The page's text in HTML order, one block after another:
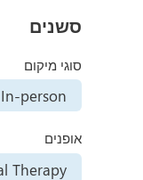
סשנים
סוגי מיקום
In-person
אופנים
Therapy